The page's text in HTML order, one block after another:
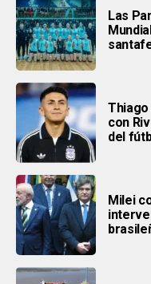
Las
con
del
Milei